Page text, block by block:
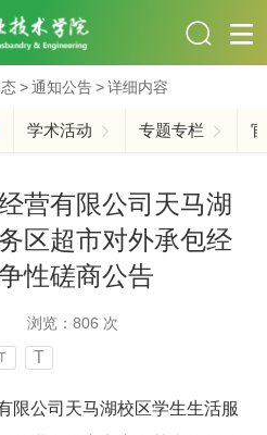
>通知公告>详细内容
学术活动 专题专栏
营有限公司天马湖
区超市对外承包经
性磋商公告
浏览： 806 次
T
限公司天马湖校区学生生活服